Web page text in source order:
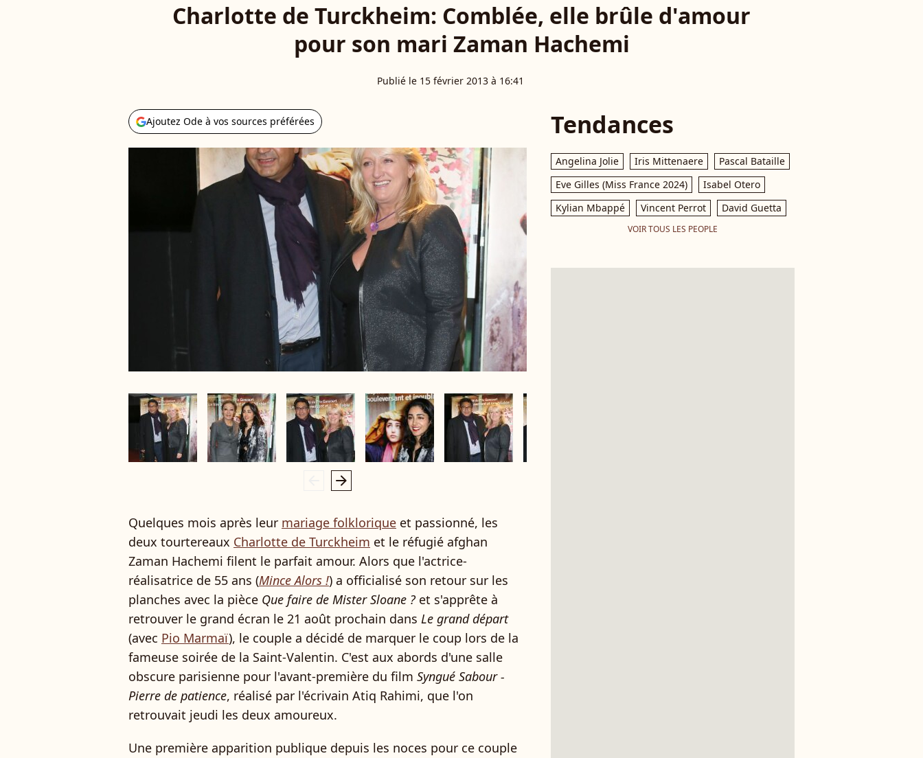
Charlotte de Turckheim: Comblée, elle brûle d'amour
pour son mari Zaman Hachemi
Publié le 15 février 2013 à 16:41
Ajoutez Ode à vos sources préférées
arrow_right
Quelques mois après leur mariage folklorique et passionné, les
deux tourtereaux Charlotte de Turckheim et le réfugié afghan
Zaman Hachemi filent le parfait amour. Alors que l'actrice-
réalisatrice de 55 ans (Mince Alors !) a officialisé son retour sur les
planches avec la pièce Que faire de Mister Sloane ?et s'apprête à
retrouver le grand écran le 21 août prochain dans Le grand départ
(avec Pio Marmaï), le couple a décidé de marquer le coup lors de la
fameuse soirée de la Saint-Valentin. C'est aux abords d'une salle
obscure parisienne pour l'avant-première du film Syngué Sabour -
Pierre de patience, réalisé par l'écrivain Atiq Rahimi, que l'on
retrouvait jeudi les deux amoureux.
Une première apparition publique depuis les noces pour ce couple
Tendances
Angelina Jolie Iris Mittenaere
Pascal Bataille
Eve Gilles (Miss France 2024)
Isabel Otero
Kylian Mbappé
Vincent Perrot David Guetta
VOIR TOUS LES PEOPLE